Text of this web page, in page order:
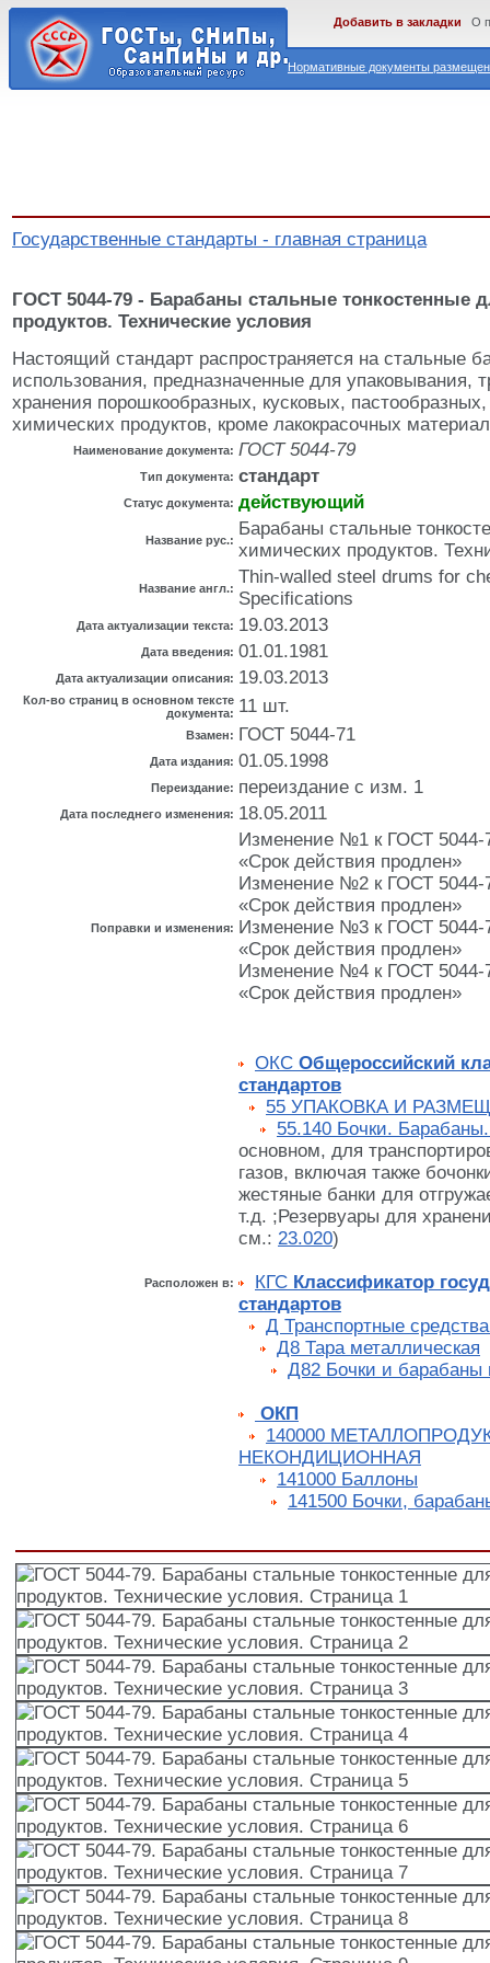
Нормативные документы
Добавить в закладки О
Государственные стандарты - главная страница
ГОСТ 5044-79 - Барабаны стальные тонкостенные
продуктов. Технические условия
Настоящий стандарт распространяется на стальные
использования, предназначенные для упаковывания,
хранения порошкообразных, кусковых,
химических продуктов, кроме лакокрасочных
Наименование документа: ГОСТ 5044-79
Тип документа: стандарт
Статус документа: действующий
Название рус.:
Барабаны стальные
химических продуктов.
Название англ.:
Thin-walled steel drums for
Specifications
Дата актуализации текста: 19.03.2013
Дата введения: 01.01.1981
Дата актуализации описания: 19.03.2013
Кол-во страниц в основном тексте
документа: 11 шт.
Взамен: ГОСТ 5044-71
Дата издания: 01.05.1998
Переиздание: переиздание с изм. 1
Дата последнего изменения: 18.05.2011
Поправки и изменения:
Изменение №1 к ГОСТ 5044-
«Срок действия продлен»
Изменение №2 к ГОСТ 5044-
«Срок действия продлен»
Изменение №3 к ГОСТ 5044-
«Срок действия продлен»
Изменение №4 к ГОСТ 5044-
«Срок действия продлен»
Расположен в:
ОКС Общероссийский
стандартов
55 УПАКОВКА И
55.140 Бочки.
основном, для
газов, включая также
жестяные банки для
т.д. ;Резервуары для
см.: 23.020)
КГС Классификатор
стандартов
Д Транспортные
Д8 Тара металлическая
Д82 Бочки и барабаны
ОКП
140000
НЕКОНДИЦИОННАЯ
141000 Баллоны
141500 Бочки,